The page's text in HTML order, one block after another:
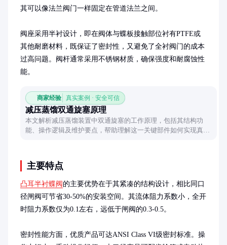
其可以像法兰阀门一样固定在管道法兰之间。
阀座采用半衬设计，即在阀体与蝶板接触部位衬有PTFE或
其他耐磨材料，既保证了密封性，又避免了全衬阀门的成本
过高问题。阀杆通常采用不锈钢材质，确保强度和耐腐蚀性
能。
商家经验 真实案例 · 安全可信
减压蒸馏双通旋塞原理
本文解析减压蒸馏装置中双通旋塞的工作原理，包括其结构功
能、操作逻辑及维护要点，帮助理解这一关键部件如何实现真空
主要特点
凸耳半衬蝶阀 的主要优势在于其紧凑的结构设计，相比同口
径闸阀可节省30-50%的安装空间。其流体阻力系数小，全开
时阻力系数仅为0.1左右，远低于闸阀的0.3-0.5。
密封性能方面，优质产品可达ANSI Class VI级密封标准。操